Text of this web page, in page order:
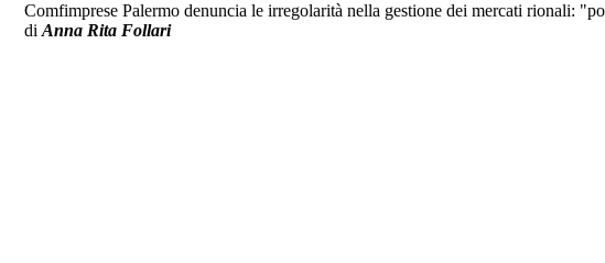
Comfimprese Palermo denuncia le irregolarità nella gestione dei mercati rionali:
di Anna Rita Follari